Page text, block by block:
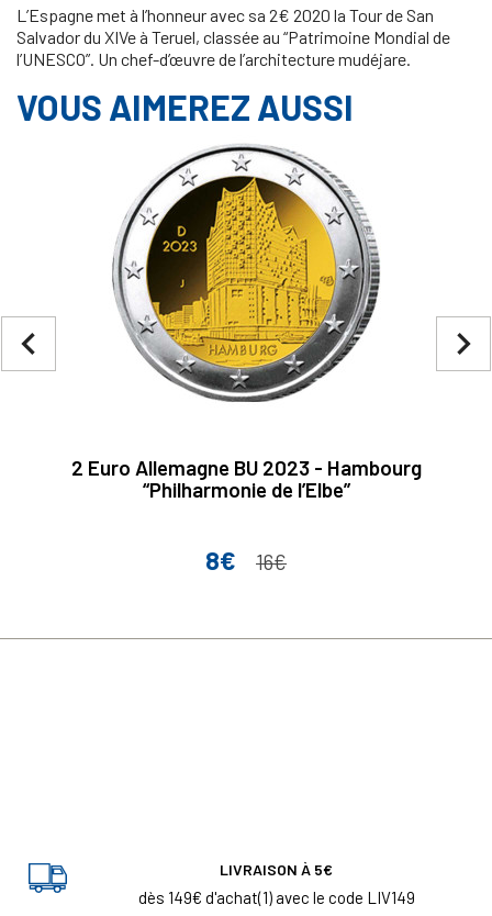
L’Espagne met à l’honneur avec sa 2€ 2020 la Tour de San
Salvador du XIVe à Teruel, classée au “Patrimoine Mondial de
l’UNESCO”. Un chef-d’œuvre de l’architecture mudéjare.
VOUS AIMEREZ AUSSI
2 Euro Allemagne BU 2023 - Hambourg
“Philharmonie de lʼElbe”
Prix
8€ Prix de base
16€
navigate_next
navigate_before
LIVRAISON À 5€
dès 149€ d'achat(1) avec le code LIV149